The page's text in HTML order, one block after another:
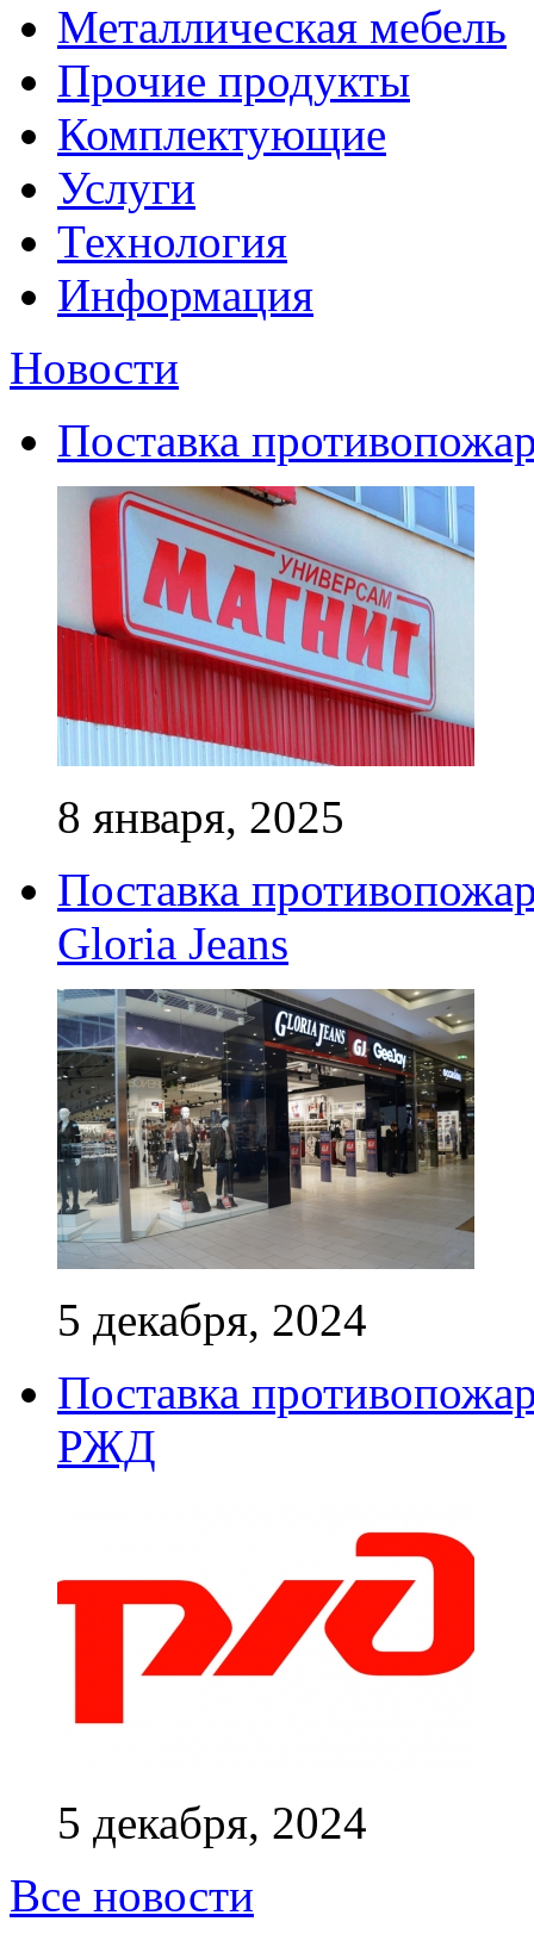
Металлическая мебель
Прочие продукты
Комплектующие
Услуги
Технология
Информация
Новости
Поставка
8 января, 2025
Поставка
Gloria Jeans
5 декабря, 2024
Поставка
РЖД
5 декабря, 2024
Все новости